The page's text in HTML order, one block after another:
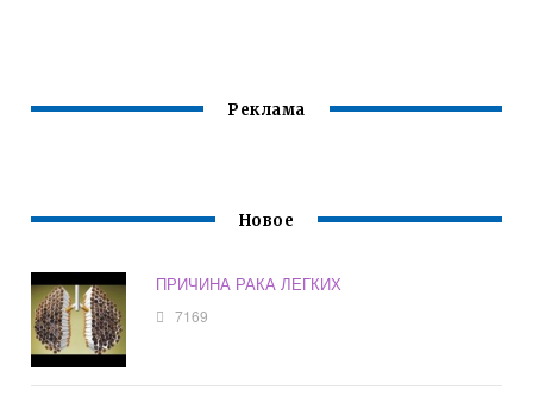
Реклама
Новое
ПРИЧИНА РАКА ЛЕГКИХ
7169